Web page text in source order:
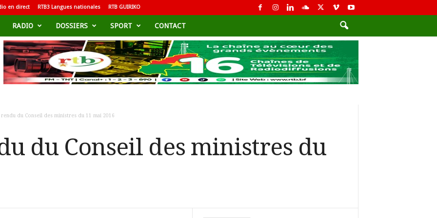
en direct RTB3 Langues nationales RTB GUIRIKO
RADIO DOSSIERS SPORT CONTACT
rendu du Conseil des ministres du 11 mai 2016
du Conseil des ministres du